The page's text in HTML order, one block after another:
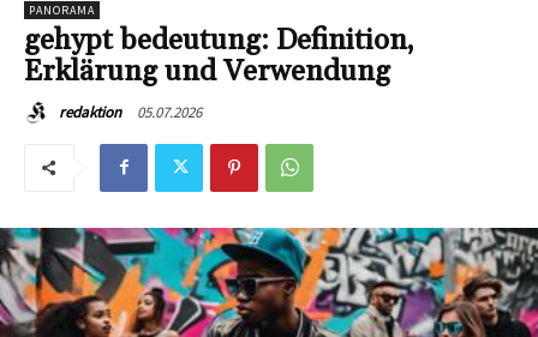
PANORAMA
gehypt bedeutung: Definition,
Erklärung und Verwendung
redaktion 05.07.2026